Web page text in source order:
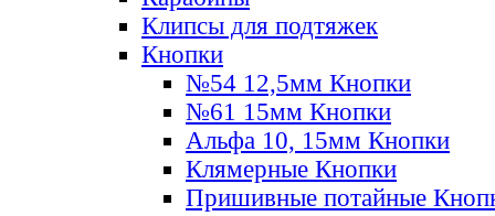
Клипсы для подтяжек
Кнопки
№54 12,5мм Кнопки
№61 15мм Кнопки
Альфа 10, 15мм Кнопки
Клямерные Кнопки
Пришивные потайные